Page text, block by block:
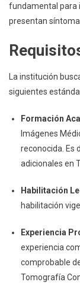
fundamental para
presentan
La institución
siguientes
Formación
Imágenes
reconocida. Es
adicionales en
Habilitación
habilitación
Experiencia
experiencia
comprobable
Tomografía